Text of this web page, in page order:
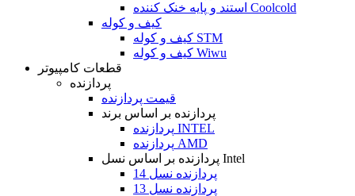
استند و پایه خنک کننده Coolcold
کیف و کوله
کیف و کوله STM
کیف و کوله Wiwu
قطعات کامپیوتر
پردازنده
قیمت پردازنده
پردازنده بر اساس برند
پردازنده INTEL
پردازنده AMD
پردازنده بر اساس نسل Intel
پردازنده نسل 14
پردازنده نسل 13